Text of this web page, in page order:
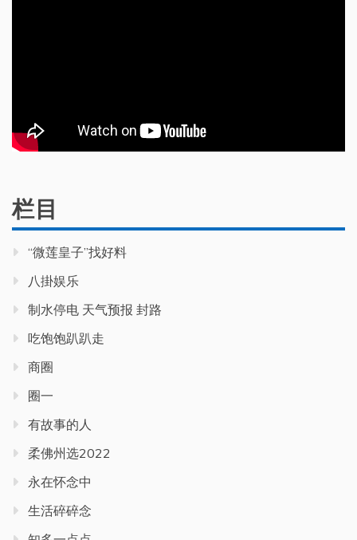
栏目
“微莲皇子”找好料
八掛娱乐
制水停电 天气预报 封路
吃饱饱趴趴走
商圈
圈一
有故事的人
柔佛州选2022
永在怀念中
生活碎碎念